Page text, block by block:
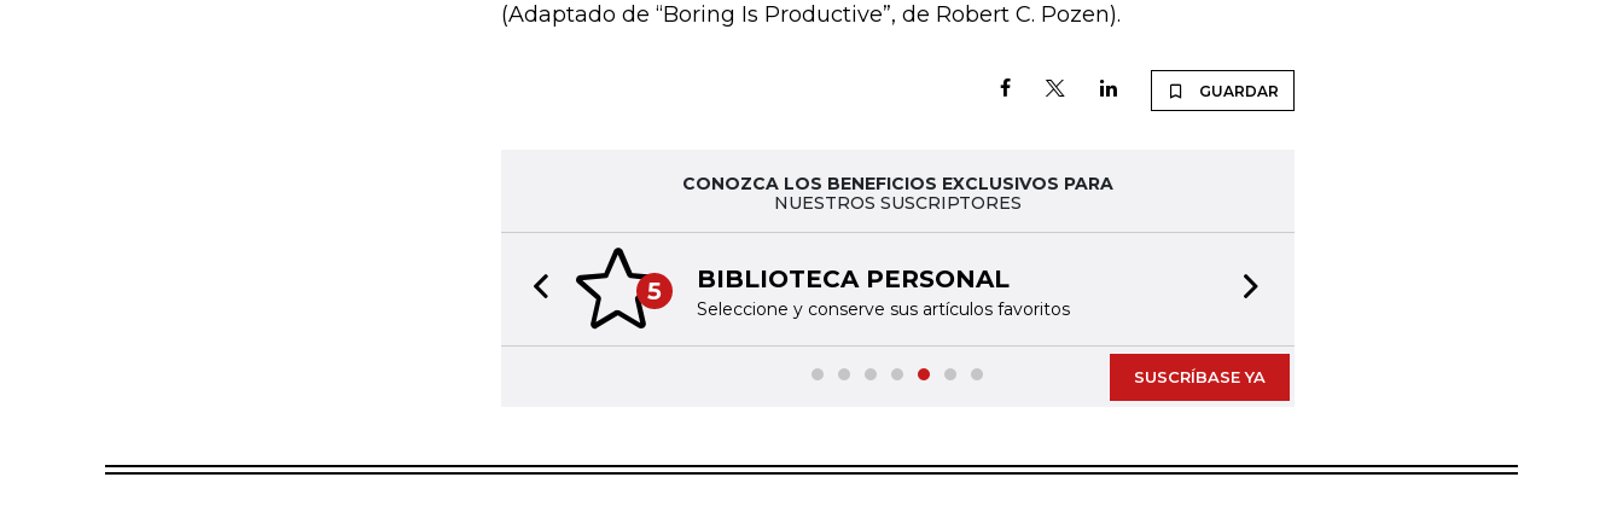
(Adaptado de “Boring Is Productive”, de Robert C. Pozen).
GUARDAR
CONOZCA LOS BENEFICIOS EXCLUSIVOS PARA
NUESTROS SUSCRIPTORES
5 BIBLIOTECA PERSONAL
Seleccione y conserve sus artículos favoritos
Previous slide
SUSCRÍBASE YA